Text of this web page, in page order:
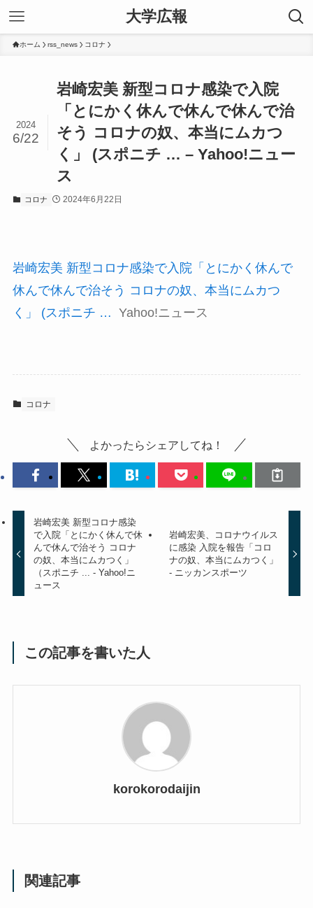
大学広報
ホーム rss_news コロナ
岩崎宏美 新型コロナ感染で入院
「とにかく休んで休んで休んで治
そう コロナの奴、本当にムカつ
く」 (スポニチ … – Yahoo!ニュー
ス
2024
6/22
コロナ 2024年6月22日
岩崎宏美 新型コロナ感染で入院「とにかく休んで
休んで休んで治そう コロナの奴、本当にムカつ
く」 (スポニチ … Yahoo!ニュース
コロナ
よかったらシェアしてね！
岩崎宏美 新型コロナ感染
で入院「とにかく休んで休
んで休んで治そう コロナ
の奴、本当にムカつく」
（スポニチ ... - Yahoo!ニ
ュース
岩崎宏美、コロナウイルス
に感染 入院を報告「コロ
ナの奴、本当にムカつく」
- ニッカンスポーツ
この記事を書いた人
korokorodaijin
関連記事